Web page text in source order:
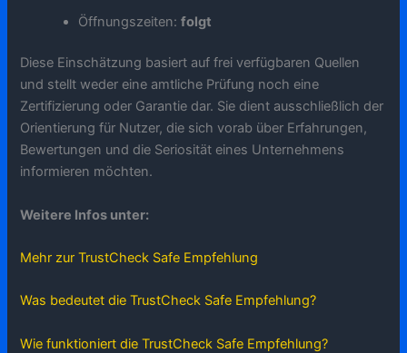
Öffnungszeiten:folgt
Diese Einschätzung basiert auf frei verfügbaren Quellen
und stellt weder eine amtliche Prüfung noch eine
Zertifizierung oder Garantie dar. Sie dient ausschließlich der
Orientierung für Nutzer, die sich vorab über Erfahrungen,
Bewertungen und die Seriosität eines Unternehmens
informieren möchten.
Weitere Infos unter:
Mehr zur TrustCheck Safe Empfehlung
Was bedeutet die TrustCheck Safe Empfehlung?
Wie funktioniert die TrustCheck Safe Empfehlung?